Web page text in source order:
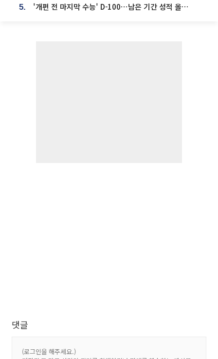
5. '개편 전 마지막 수능' D-100⋯남은 기간 성적 올릴 전략은
댓글